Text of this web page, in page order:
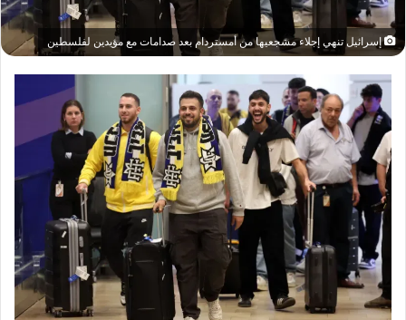
إسرائيل تنهي إجلاء مشجعيها من أمستردام بعد صدامات مع مؤيدين لفلسطين